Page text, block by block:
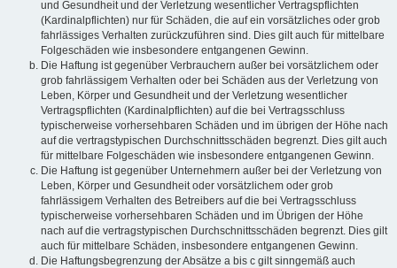
und Gesundheit und der Verletzung wesentlicher Vertragspflichten
(Kardinalpflichten) nur für Schäden, die auf ein vorsätzliches oder grob
fahrlässiges Verhalten zurückzuführen sind. Dies gilt auch für mittelbare
Folgeschäden wie insbesondere entgangenen Gewinn.
Die Haftung ist gegenüber Verbrauchern außer bei vorsätzlichem oder
grob fahrlässigem Verhalten oder bei Schäden aus der Verletzung von
Leben, Körper und Gesundheit und der Verletzung wesentlicher
Vertragspflichten (Kardinalpflichten) auf die bei Vertragsschluss
typischerweise vorhersehbaren Schäden und im übrigen der Höhe nach
auf die vertragstypischen Durchschnittsschäden begrenzt. Dies gilt auch
für mittelbare Folgeschäden wie insbesondere entgangenen Gewinn.
Die Haftung ist gegenüber Unternehmern außer bei der Verletzung von
Leben, Körper und Gesundheit oder vorsätzlichem oder grob
fahrlässigem Verhalten des Betreibers auf die bei Vertragsschluss
typischerweise vorhersehbaren Schäden und im Übrigen der Höhe
nach auf die vertragstypischen Durchschnittsschäden begrenzt. Dies gilt
auch für mittelbare Schäden, insbesondere entgangenen Gewinn.
Die Haftungsbegrenzung der Absätze a bis c gilt sinngemäß auch